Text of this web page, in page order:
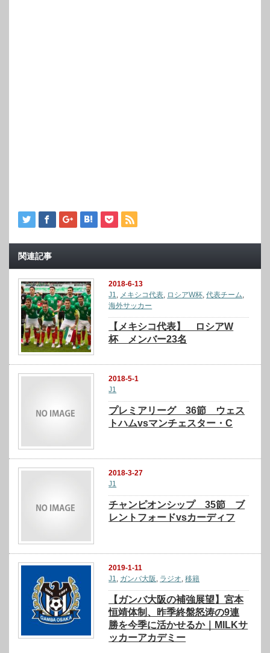
関連記事
2018-6-13
J1, メキシコ代表, ロシアW杯,代表チーム,
海外サッカー
【メキシコ代表】 ロシアW
杯 メンバー23名
2018-5-1
J1
プレミアリーグ 36節 ウェス
トハムvsマンチェスター・C
2018-3-27
J1
チャンピオンシップ 35節 ブ
レントフォードvsカーディフ
2019-1-11
J1
ガンバ大阪 ラジオ ,移籍
【ガンバ大阪の補強展望】宮本
恒靖体制、昨季終盤怒涛の9連
勝を今季に活かせるか｜MILKサ
ッカーアカデミー